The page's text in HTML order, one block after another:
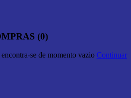
(0)
se de momento vazio Continuar